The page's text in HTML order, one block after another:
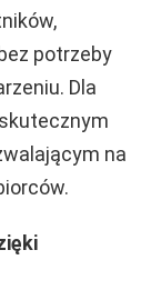
potrzeby
Dla
na